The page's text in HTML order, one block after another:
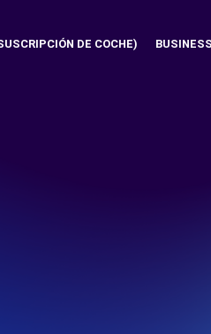
DE COCHE)